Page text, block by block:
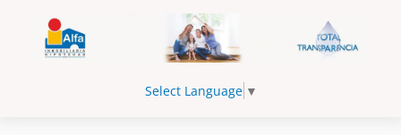
Select Language ▼